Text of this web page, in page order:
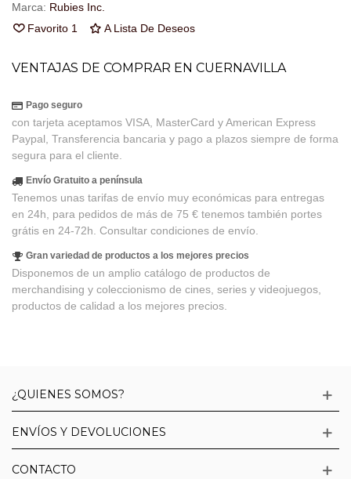
Marca: Rubies Inc.
Favorito 1 A Lista De Deseos
VENTAJAS DE COMPRAR EN CUERNAVILLA
Pago seguro
con tarjeta aceptamos VISA, MasterCard y American Express
Paypal, Transferencia bancaria y pago a plazos siempre de forma
segura para el cliente.
Envío Gratuito a península
Tenemos unas tarifas de envío muy económicas para entregas
en 24h, para pedidos de más de 75 € tenemos también portes
grátis en 24-72h. Consultar condiciones de envío.
Gran variedad de productos a los mejores precios
Disponemos de un amplio catálogo de productos de
merchandising y coleccionismo de cines, series y videojuegos,
productos de calidad a los mejores precios.
¿QUIENES SOMOS?
ENVÍOS Y DEVOLUCIONES
CONTACTO